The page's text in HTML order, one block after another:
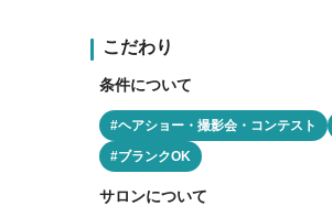
こだわり
条件について
#ヘアショー・撮影会・コンテスト
#ブランクOK
サロンについて